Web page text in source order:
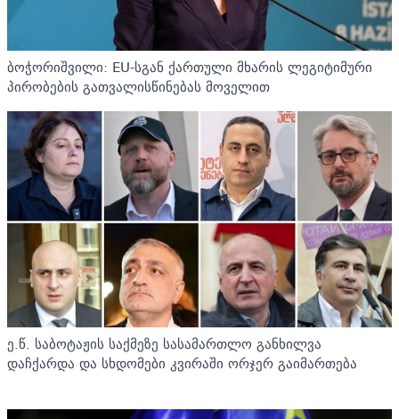
ბოჭორიშვილი: EU-სგან ქართული მხარის ლეგიტიმური
პირობების გათვალისწინებას მოველით
ე.წ. საბოტაჟის საქმეზე სასამართლო განხილვა
დაჩქარდა და სხდომები კვირაში ორჯერ გაიმართება